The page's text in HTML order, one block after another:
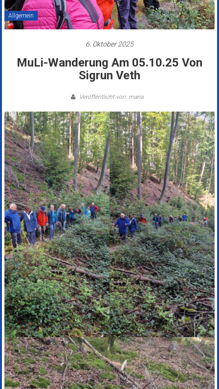
Allgemein
6. Oktober 2025
MuLi-Wanderung Am 05.10.25 Von
Sigrun Veth
Veröffentlicht von: maria